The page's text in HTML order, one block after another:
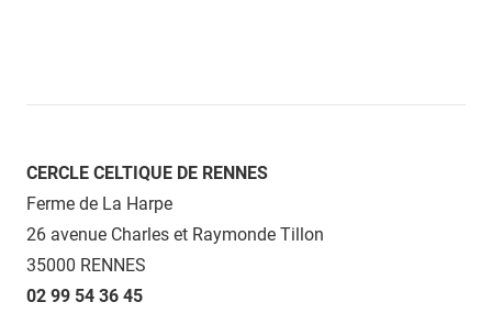
CERCLE CELTIQUE DE RENNES
Ferme de La Harpe
26 avenue Charles et Raymonde Tillon
35000 RENNES
02 99 54 36 45